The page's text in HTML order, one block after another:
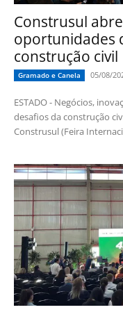
Construsul
oportunidades
construção civil
Gramado e Canela 05/08/
ESTADO - Negócios,
desafios da construção
Construsul (Feira